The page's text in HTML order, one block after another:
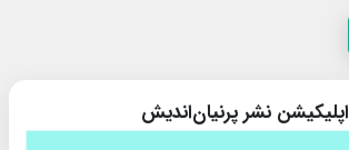
اپلیکیشن نشر پرنیان‌اندیش